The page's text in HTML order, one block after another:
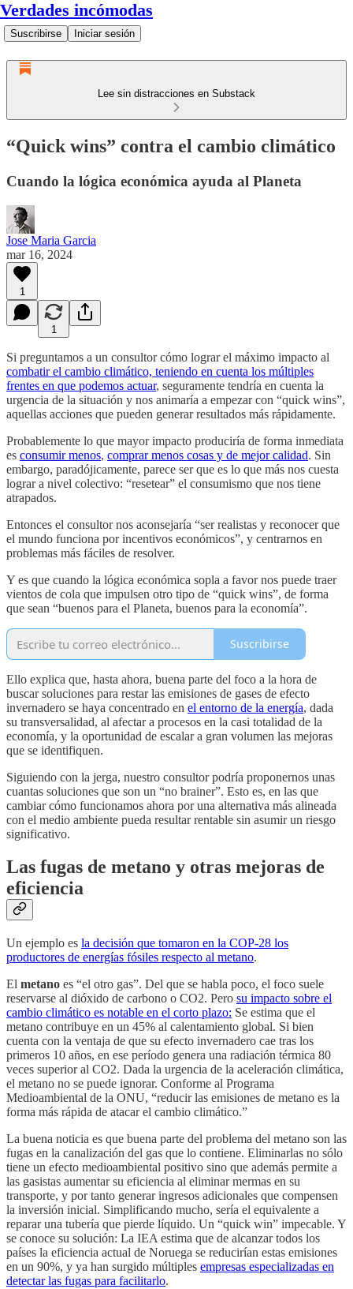
Verdades incómodas
Suscribirse Iniciar sesión
Lee sin distracciones en Substack
“Quick wins” contra el cambio climático
Cuando la lógica económica ayuda al Planeta
Jose Maria Garcia
mar 16, 2024
1
1
Si preguntamos a un consultor cómo lograr el máximo impacto al
combatir el cambio climático, teniendo en cuenta los múltiples
frentes en que podemos actuar, seguramente tendría en cuenta la
urgencia de la situación y nos animaría a empezar con “quick wins”,
aquellas acciones que pueden generar resultados más rápidamente.
Probablemente lo que mayor impacto produciría de forma inmediata
es consumir menos, comprar menos cosas y de mejor calidad. Sin
embargo, paradójicamente, parece ser que es lo que más nos cuesta
lograr a nivel colectivo: “resetear” el consumismo que nos tiene
atrapados.
Entonces el consultor nos aconsejaría “ser realistas y reconocer que
el mundo funciona por incentivos económicos”, y centrarnos en
problemas más fáciles de resolver.
Y es que cuando la lógica económica sopla a favor nos puede traer
vientos de cola que impulsen otro tipo de “quick wins”, de forma
que sean “buenos para el Planeta, buenos para la economía”.
Suscribirse
Ello explica que, hasta ahora, buena parte del foco a la hora de
buscar soluciones para restar las emisiones de gases de efecto
invernadero se haya concentrado en el entorno de la energía, dada
su transversalidad, al afectar a procesos en la casi totalidad de la
economía, y la oportunidad de escalar a gran volumen las mejoras
que se identifiquen.
Siguiendo con la jerga, nuestro consultor podría proponernos unas
cuantas soluciones que son un “no brainer”. Esto es, en las que
cambiar cómo funcionamos ahora por una alternativa más alineada
con el medio ambiente pueda resultar rentable sin asumir un riesgo
significativo.
Las fugas de metano y otras mejoras de
eficiencia
Un ejemplo es la decisión que tomaron en la COP-28 los
productores de energías fósiles respecto al metano.
El metano es “el otro gas”. Del que se habla poco, el foco suele
reservarse al dióxido de carbono o CO2. Pero su impacto sobre el
cambio climático es notable en el corto plazo: Se estima que el
metano contribuye en un 45% al calentamiento global. Si bien
cuenta con la ventaja de que su efecto invernadero cae tras los
primeros 10 años, en ese período genera una radiación térmica 80
veces superior al CO2. Dada la urgencia de la aceleración climática,
el metano no se puede ignorar. Conforme al Programa
Medioambiental de la ONU, “reducir las emisiones de metano es la
forma más rápida de atacar el cambio climático.”
La buena noticia es que buena parte del problema del metano son las
fugas en la canalización del gas que lo contiene. Eliminarlas no sólo
tiene un efecto medioambiental positivo sino que además permite a
las gasistas aumentar su eficiencia al eliminar mermas en su
transporte, y por tanto generar ingresos adicionales que compensen
la inversión inicial. Simplificando mucho, sería el equivalente a
reparar una tubería que pierde líquido. Un “quick win” impecable. Y
se conoce su solución: La IEA estima que de alcanzar todos los
países la eficiencia actual de Noruega se reducirían estas emisiones
en un 90%, y ya han surgido múltiples empresas especializadas en
detectar las fugas para facilitarlo.